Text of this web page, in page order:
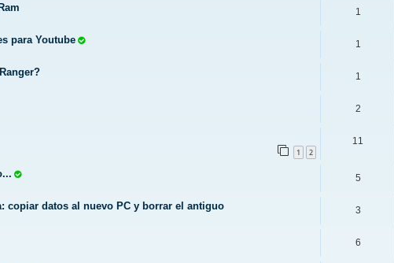
1
para Youtube 1
1
2
1 2
11
5
copiar datos al nuevo PC y borrar el antiguo 3
6